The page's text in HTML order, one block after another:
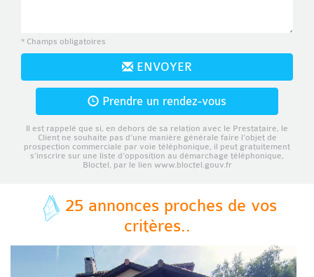
* Champs obligatoires
ENVOYER
Prendre un rendez-vous
Il est rappelé que si, en dehors de sa relation avec le Prestataire, le
Client ne souhaite pas d’une manière générale faire l’objet de
prospection commerciale par voie téléphonique, il peut gratuitement
s’inscrire sur une liste d’opposition au démarchage téléphonique,
Bloctel, par le lien www.bloctel.gouv.fr
25 annonces proches de vos
critères..